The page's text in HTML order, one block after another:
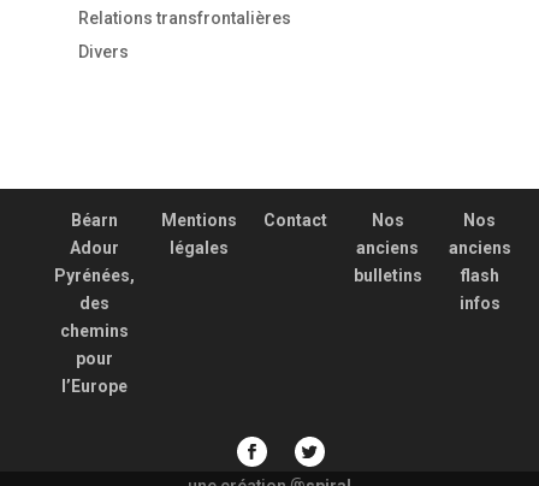
Relations transfrontalières
Divers
Béarn
Adour
Pyrénées,
des
chemins
pour
l’Europe
Mentions
légales
Contact
Nos
anciens
bulletins
Nos
anciens
flash
infos